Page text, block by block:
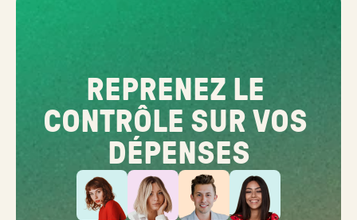
REPRENEZ LE
CONTRÔLE SUR VOS
DÉPENSES